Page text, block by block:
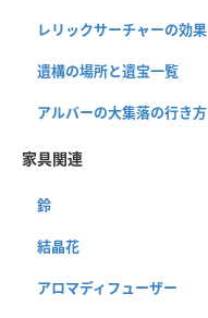
レリックサーチャーの効果
遺構の場所と遺宝一覧
アルバーの大集落の行き方
家具関連
鈴
結晶花
アロマディフューザー